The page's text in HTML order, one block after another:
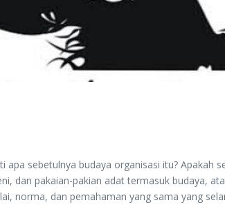
sebetulnya budaya organisasi itu? Apakah
dan pakaian-pakian adat termasuk budaya,
norma, dan pemahaman yang sama yang